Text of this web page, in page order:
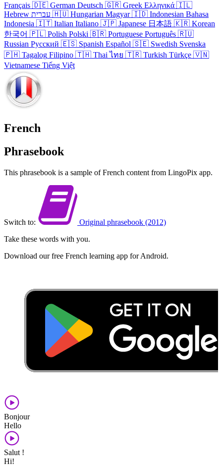
Français 🇩🇪 German Deutsch 🇬🇷 Greek Ελληνικά 🇮🇱
Hebrew עברית 🇭🇺 Hungarian Magyar 🇮🇩 Indonesian Bahasa
Indonesia 🇮🇹 Italian Italiano 🇯🇵 Japanese 日本語 🇰🇷 Korean
한국어 🇵🇱 Polish Polski 🇧🇷 Portuguese Português 🇷🇺
Russian Русский 🇪🇸 Spanish Español 🇸🇪 Swedish Svenska
🇵🇭 Tagalog Filipino 🇹🇭 Thai ไทย 🇹🇷 Turkish Türkçe 🇻🇳
Vietnamese Tiếng Việt
French
Phrasebook
This phrasebook is a sample of French content from LingoPix app.
Switch to:
Original phrasebook (2012)
Take these words with you.
Download our free French learning app for Android.
Bonjour
Hello
Salut !
Hi!